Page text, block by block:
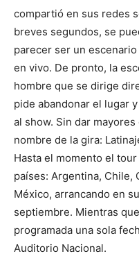
compartió en sus redes
breves segundos, se
parecer ser un
en vivo. De pronto, la
hombre que se dirige
pide abandonar el lugar
al show. Sin dar
nombre de la gira:
Hasta el momento el
países: Argentina, Chile,
México, arrancando en
septiembre. Mientras
programada una sola
Auditorio Nacional.